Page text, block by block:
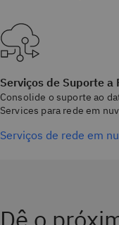
Serviços de Suporte a
Consolide o suporte ao
Services para rede em
Serviços de rede em